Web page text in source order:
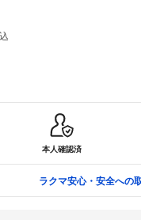
本人確認済
ラクマ安心・安全への